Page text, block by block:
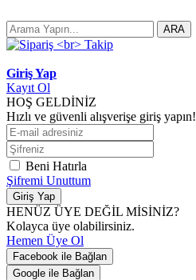
ARA
Giriş Yap
Kayıt Ol
HOŞ GELDİNİZ
Hızlı ve güvenli alışverişe giriş yapın!
Beni Hatırla
Şifremi Unuttum
Giriş Yap
HENÜZ ÜYE DEĞİL MİSİNİZ?
Kolayca üye olabilirsiniz.
Hemen Üye Ol
Facebook ile Bağlan
Google ile Bağlan